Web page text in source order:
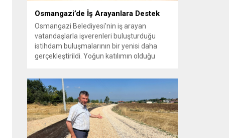
Osmangazi’de İş Arayanlara Destek
Osmangazi Belediyesi’nin iş arayan
vatandaşlarla işverenleri buluşturduğu
istihdam buluşmalarının bir yenisi daha
gerçekleştirildi. Yoğun katılımın olduğu
değerlendirmelerin ardından iş sahibi oldu.
Osmangazi Belediyesi’nin, Bursa Ticaret
ve Sanayi Odası (BTSO) ve İŞKUR iş
birliğiyle yıl boyunca sürdürdüğü istihdam
buluşmaları yoğun ilgi görmeye devam...